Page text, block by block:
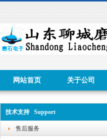
网站首页 关于公司
技术支持 Support
售后服务